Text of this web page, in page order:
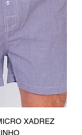
XADREZ